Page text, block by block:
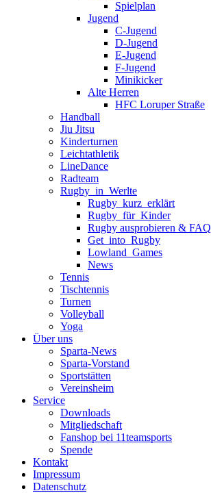
Spielplan
Jugend
C-Jugend
D-Jugend
E-Jugend
F-Jugend
Minikicker
Alte Herren
HFC Loruper Straße
Handball
Jiu Jitsu
Kinderturnen
Leichtathletik
LineDance
Radteam
Rugby_in_Werlte
Rugby_kurz_erklärt
Rugby_für_Kinder
Rugby ausprobieren & FAQ
Get_into_Rugby
Lowland_Games
News
Tennis
Tischtennis
Turnen
Volleyball
Yoga
Über uns
Sparta-News
Sparta-Vorstand
Sportstätten
Vereinsheim
Service
Downloads
Mitgliedschaft
Fanshop bei 11teamsports
Spende
Kontakt
Impressum
Datenschutz